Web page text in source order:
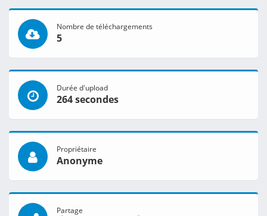
Nombre de téléchargements
5
Durée d'upload
264 secondes
Propriétaire
Anonyme
Partage